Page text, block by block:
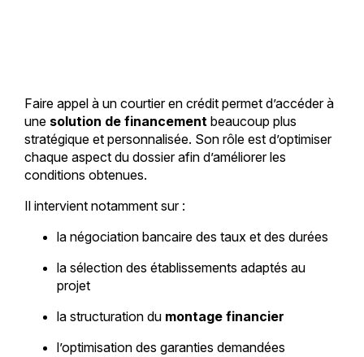
Faire appel à un courtier en crédit permet d’accéder à
une solution de financementbeaucoup plus
stratégique et personnalisée. Son rôle est d’optimiser
chaque aspect du dossier afin d’améliorer les
conditions obtenues.
Il intervient notamment sur :
la négociation bancaire des taux et des durées
la sélection des établissements adaptés au
projet
la structuration du montage financier
l’optimisation des garanties demandées